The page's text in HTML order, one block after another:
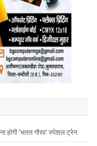
होगी ‘भारत गौरव’ स्पेशल ट्रेन